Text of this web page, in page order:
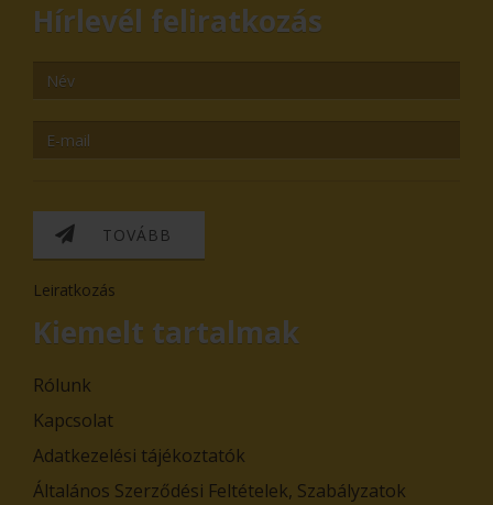
Hírlevél feliratkozás
TOVÁBB
Leiratkozás
Kiemelt tartalmak
Rólunk
Kapcsolat
Adatkezelési tájékoztatók
Általános Szerződési Feltételek, Szabályzatok